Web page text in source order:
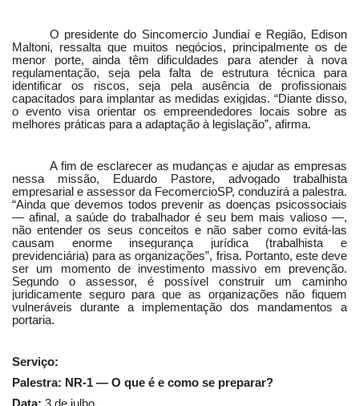
O presidente do Sincomercio Jundiaí e Região, Edison
Maltoni, ressalta que muitos negócios, principalmente os de
menor porte, ainda têm dificuldades para atender à nova
regulamentação, seja pela falta de estrutura técnica para
identificar os riscos, seja pela ausência de profissionais
capacitados para implantar as medidas exigidas. “Diante disso,
o evento visa orientar os empreendedores locais sobre as
melhores práticas para a adaptação à legislação”, afirma.
A fim de esclarecer as mudanças e ajudar as empresas
nessa missão, Eduardo Pastore, advogado trabalhista
empresarial e assessor da FecomercioSP, conduzirá a palestra.
“Ainda que devemos todos prevenir as doenças psicossociais
— afinal, a saúde do trabalhador é seu bem mais valioso —,
não entender os seus conceitos e não saber como evitá-las
causam enorme insegurança jurídica (trabalhista e
previdenciária) para as organizações”, frisa. Portanto, este deve
ser um momento de investimento massivo em prevenção.
Segundo o assessor, é possível construir um caminho
juridicamente seguro para que as organizações não fiquem
vulneráveis durante a implementação dos mandamentos a
portaria.
Serviço:
Palestra: NR-1 — O que é e como se preparar?
Data: 3 de julho